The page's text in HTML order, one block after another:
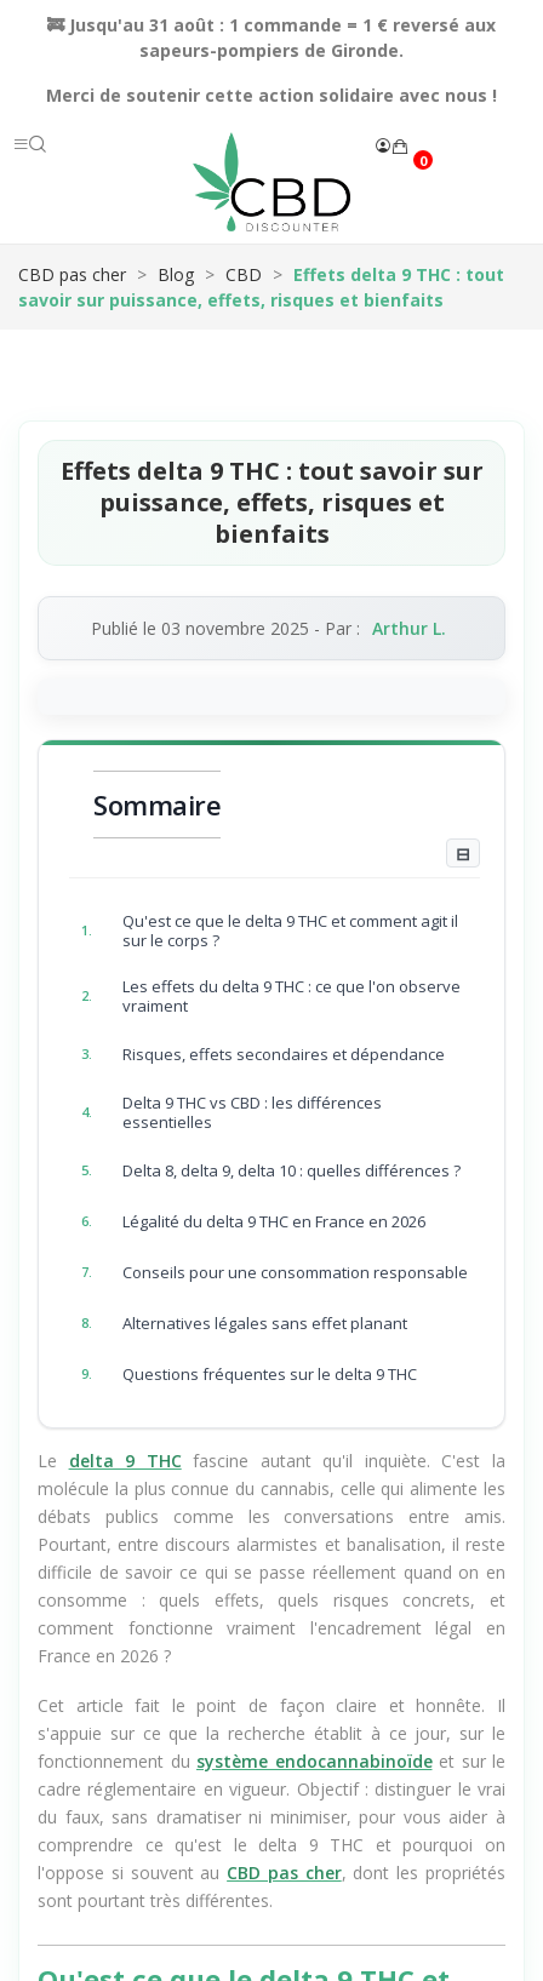
🚒 Jusqu'au 31 août : 1 commande = 1 € reversé aux
sapeurs-pompiers de Gironde.
Merci de soutenir cette action solidaire avec nous !
0
CBD pas cher Blog CBD
Effets delta 9 THC : tout
savoir sur puissance, effets, risques et bienfaits
Effets delta 9 THC : tout savoir sur
puissance, effets, risques et
bienfaits
Publié le 03 novembre 2025 - Par : Arthur L.
Sommaire
Qu'est ce que le delta 9 THC et comment agit il
Les effets du delta 9 THC : ce que l'on observe
Delta 9 THC vs CBD : les différences
Ledelta 9 THCfascine autant qu'il inquiète. C'est la
molécule la plus connue du cannabis, celle qui alimente les
débats publics comme les conversations entre amis.
Pourtant, entre discours alarmistes et banalisation, il reste
difficile de savoir ce qui se passe réellement quand on en
consomme : quels effets, quels risques concrets, et
comment fonctionne vraiment l'encadrement légal en
Cet article fait le point de façon claire et honnête. Il
s'appuie sur ce que la recherche établit à ce jour, sur le
fonctionnement du système endocannabinoïdeet sur le
cadre réglementaire en vigueur. Objectif : distinguer le vrai
du faux, sans dramatiser ni minimiser, pour vous aider à
comprendre ce qu'est le delta 9 THC et pourquoi on
l'oppose si souvent auCBD pas cher